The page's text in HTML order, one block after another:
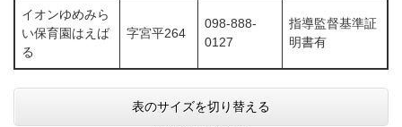
イオンゆめみら
い保育園はえば
る
字宮平264
098-888-
0127
指導監督基準証
明書有
表のサイズを切り替える